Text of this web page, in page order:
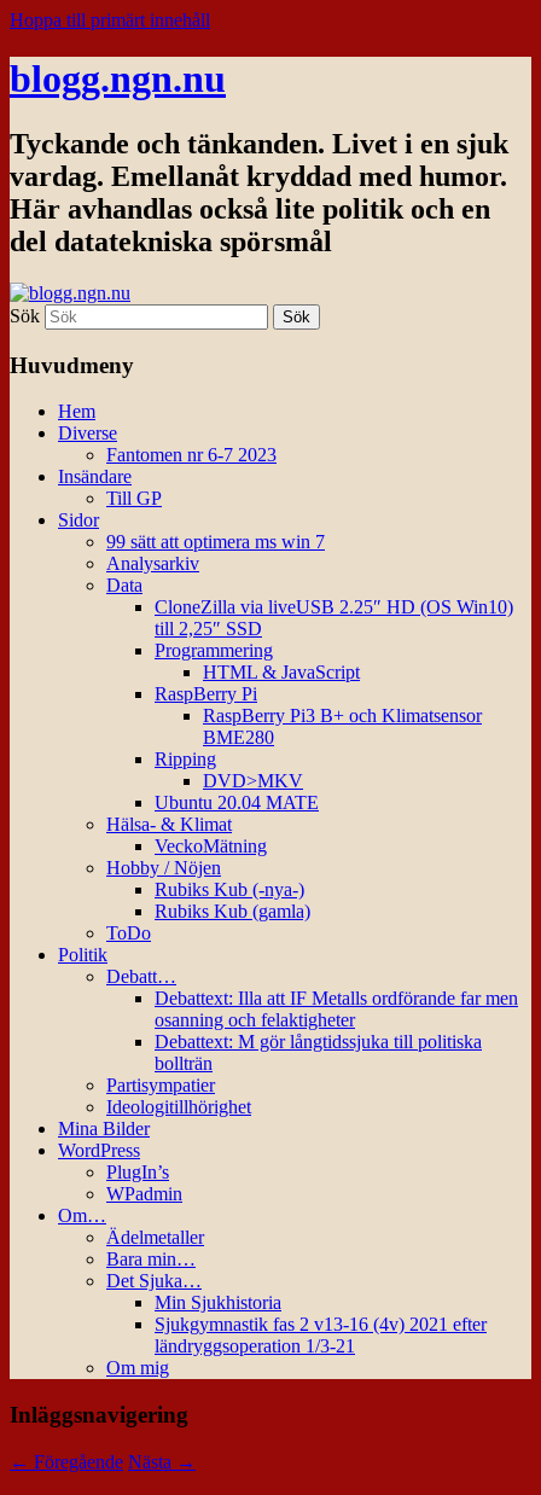
Hoppa till primärt innehåll
blogg.ngn.nu
Tyckande och tänkanden. Livet i en sjuk
vardag. Emellanåt kryddad med humor.
Här avhandlas också lite politik och en
del datatekniska spörsmål
Sök
Huvudmeny
Hem
Diverse
Fantomen nr 6-7 2023
Insändare
Till GP
Sidor
99 sätt att optimera ms win 7
Analysarkiv
Data
CloneZilla via liveUSB 2.25″ HD (OS Win10)
till 2,25″ SSD
Programmering
HTML & JavaScript
RaspBerry Pi
RaspBerry Pi3 B+ och Klimatsensor
BME280
Ripping
DVD>MKV
Ubuntu 20.04 MATE
Hälsa- & Klimat
VeckoMätning
Hobby / Nöjen
Rubiks Kub (-nya-)
Rubiks Kub (gamla)
ToDo
Politik
Debatt…
Debattext: Illa att IF Metalls ordförande far men
osanning och felaktigheter
Debattext: M gör långtidssjuka till politiska
bollträn
Partisympatier
Ideologitillhörighet
Mina Bilder
WordPress
PlugIn’s
WPadmin
Om…
Ädelmetaller
Bara min…
Det Sjuka…
Min Sjukhistoria
Sjukgymnastik fas 2 v13-16 (4v) 2021 efter
ländryggsoperation 1/3-21
Om mig
Inläggsnavigering
← Föregående Nästa →